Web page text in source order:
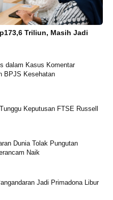
Triliun, Masih Jadi
dalam Kasus Komentar
BPJS Kesehatan
Keputusan FTSE Russell
Dunia Tolak Pungutan
Naik
Jadi Primadona Libur